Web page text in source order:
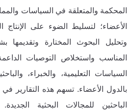
المحكمة والمتعلقة في السياسات
الأعضاء؛ لتسليط الضوء على
وتحليل البحوث المختارة
المناسب واستخلاص التوصيات
السياسات التعليمية، والخبراء،
بالدول الأعضاء. تسهم هذه التقارير
الباحثين للمجالات البحثية